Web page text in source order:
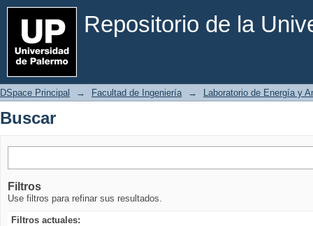
Repositorio de la
Buscar
DSpace Principal → Facultad de Ingeniería → Laboratorio de Energía y
Buscar
Filtros
Use filtros para refinar sus resultados.
Filtros actuales: